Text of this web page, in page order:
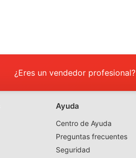
¿Eres un vendedor profesional?
Ayuda
Centro de Ayuda
Preguntas frecuentes
Seguridad